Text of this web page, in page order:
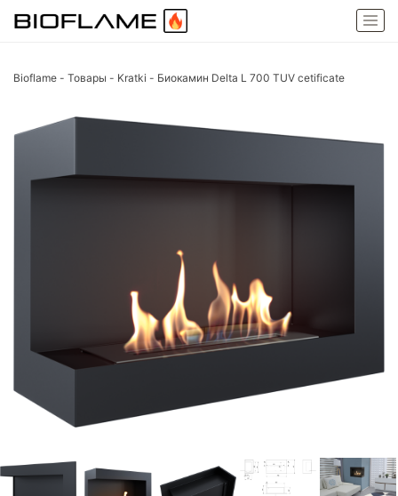
Bioflame - Товары - Kratki - Биокамин Delta L 700 TUV cetificate